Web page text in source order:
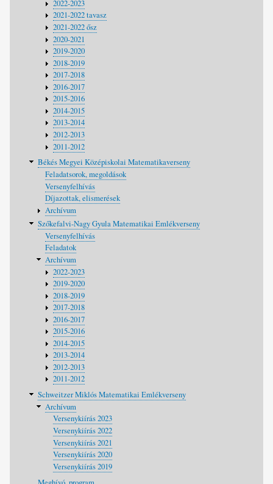
2022-2023
2021-2022 tavasz
2021-2022 ősz
2020-2021
2019-2020
2018-2019
2017-2018
2016-2017
2015-2016
2014-2015
2013-2014
2012-2013
2011-2012
Békés Megyei Középiskolai Matematikaverseny
Feladatsorok, megoldások
Versenyfelhívás
Díjazottak, elismerések
Archívum
Szőkefalvi-Nagy Gyula Matematikai Emlékverseny
Versenyfelhívás
Feladatok
Archívum
2022-2023
2019-2020
2018-2019
2017-2018
2016-2017
2015-2016
2014-2015
2013-2014
2012-2013
2011-2012
Schweitzer Miklós Matematikai Emlékverseny
Archívum
Versenykiírás 2023
Versenykiírás 2022
Versenykiírás 2021
Versenykiírás 2020
Versenykiírás 2019